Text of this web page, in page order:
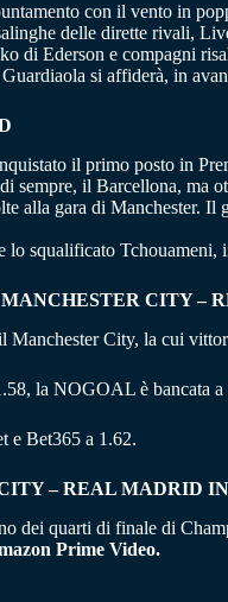
con il vento in
delle dirette rivali,
di Ederson e compagni
si affiderà, in
il primo posto in
sempre, il Barcellona, ma
alla gara di Manchester.
lo squalificato
CITY –
Manchester City, la cui
la NOGOAL è bancata a
e Bet365 a 1.62.
– REAL MADRID
dei quarti di finale di
Prime Video.